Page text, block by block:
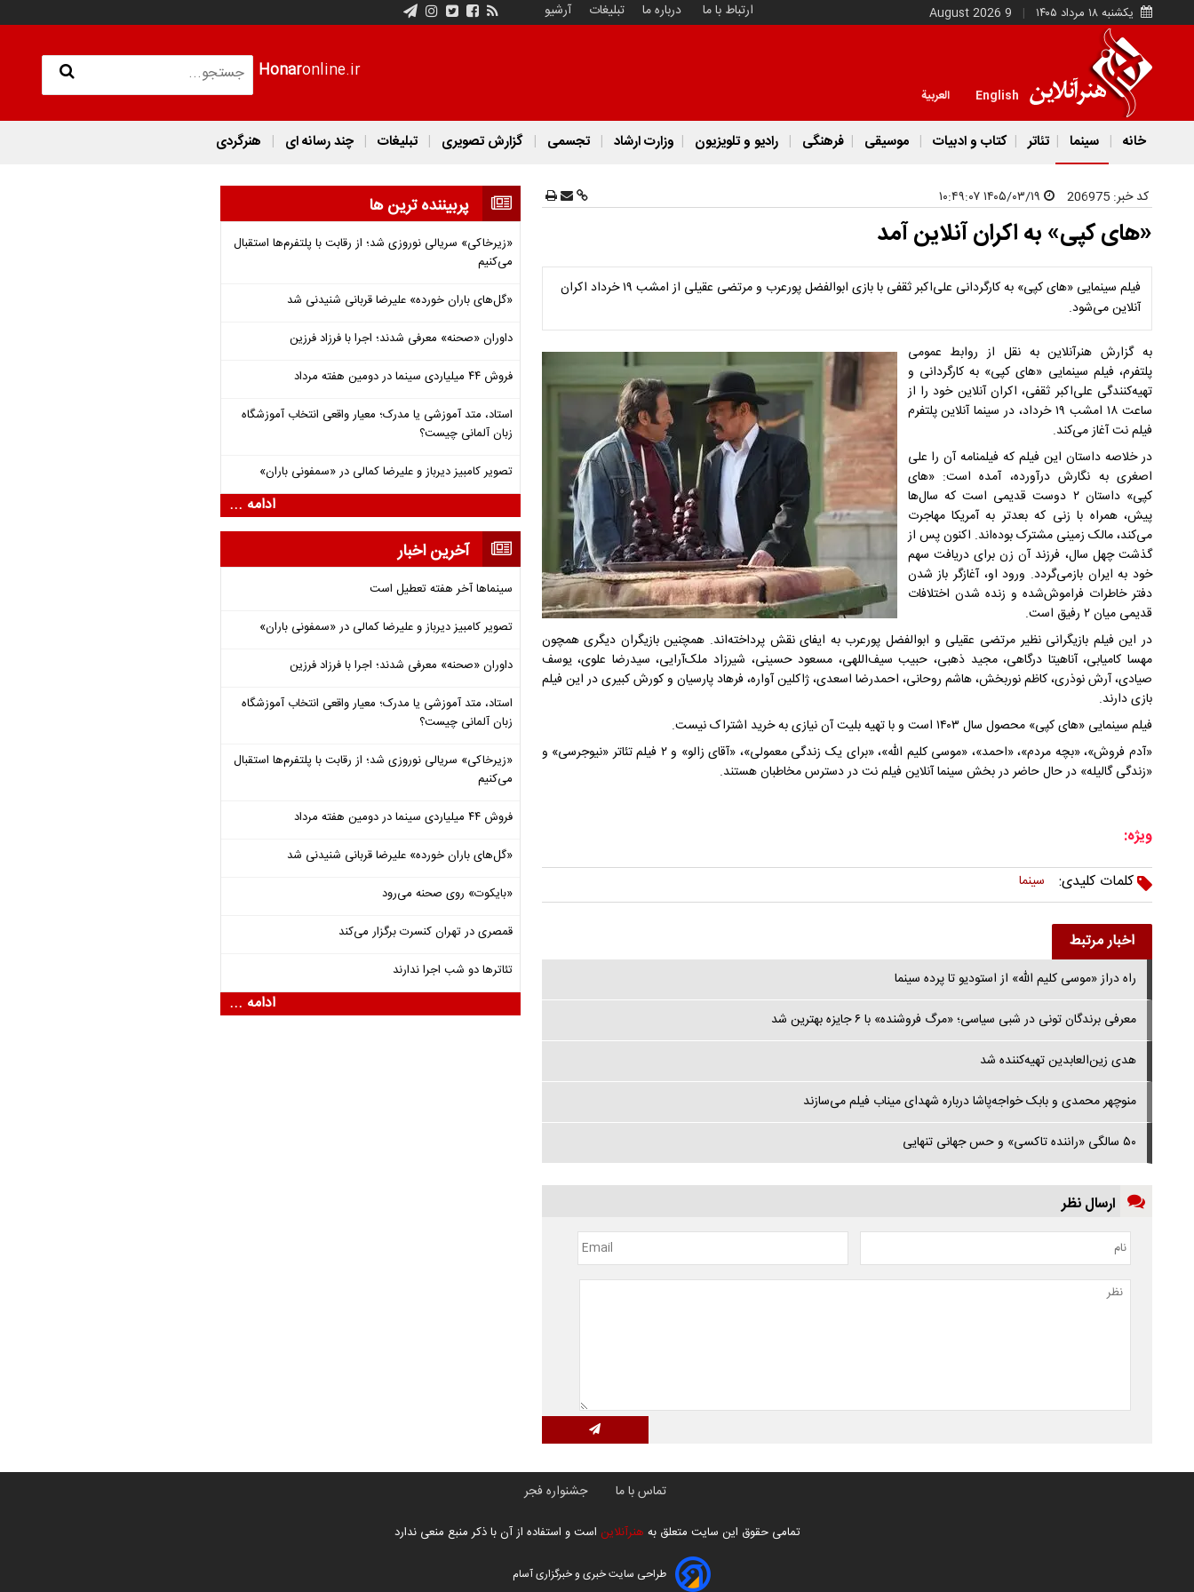
یکشنبه ۱۸ مرداد ۱۴۰۵ 9 August 2026 ارتباط با ما درباره ما تبلیغات آرشیو
Honaronline.ir
English العربية
خانه سینما تئاتر کتاب و ادبیات موسیقی فرهنگی رادیو و تلویزیون وزارت ارشاد تجسمی گزارش تصویری تبلیغات چند رسانه ای هنرگردی
کد خبر: 206975
«های کپی» به اکران آنلاین آمد
فیلم سینمایی «های کپی» به کارگردانی علی‌اکبر ثقفی با بازی ابوالفضل پورعرب و مرتضی عقیلی از امشب ۱۹ خرداد اکران
آنلاین می‌شود.
به گزارش هنرآنلاین به نقل از روابط عمومی
پلتفرم، فیلم سینمایی «های کپی» به کارگردانی و
تهیه‌کنندگی علی‌اکبر ثقفی، اکران آنلاین خود را از
ساعت ۱۸ امشب ۱۹ خرداد، در سینما آنلاین پلتفرم
فیلم ‌نت آغاز می‌کند.
در خلاصه داستان این فیلم که فیلمنامه آن را علی
اصغری به نگارش درآورده، آمده است: «های
کپی» داستان ۲ دوست قدیمی است که سال‌ها
پیش، همراه با زنی که بعدتر به آمریکا مهاجرت
می‌کند، مالک زمینی مشترک بوده‌اند. اکنون پس از
گذشت چهل سال، فرزند آن زن برای دریافت سهم
خود به ایران بازمی‌گردد. ورود او، آغازگر باز شدن
دفتر خاطرات فراموش‌شده و زنده شدن اختلافات
قدیمی میان ۲ رفیق است.
در این فیلم بازیگرانی نظیر مرتضی عقیلی و ابوالفضل پورعرب به ایفای نقش پرداخته‌اند. همچنین بازیگران دیگری همچون
مهسا کامیابی، آناهیتا درگاهی، مجید ذهبی، حبیب سیف‌اللهی، مسعود حسینی، شیرزاد ملک‌آرایی، سیدرضا علوی، یوسف
صیادی، آرش نوذری، کاظم نوربخش، هاشم روحانی، احمدرضا اسعدی، ژاکلین آواره، فرهاد پارسیان و کورش کبیری در این فیلم
بازی دارند.
فیلم سینمایی «های کپی» محصول سال ۱۴۰۳ است و با تهیه بلیت آن نیازی به خرید اشتراک نیست.
«آدم فروش»، «بچه مردم»، «احمد»، «موسی کلیم الله»، «برای یک زندگی معمولی»، «آقای زالو» و ۲ فیلم تئاتر «نیوجرسی» و
«زندگی گالیله» در حال حاضر در بخش سینما آنلاین فیلم نت در دسترس مخاطبان هستند.
ویژه:
کلمات کلیدی:
سینما
اخبار مرتبط
راه دراز «موسی کلیم الله» از استودیو تا پرده سینما
معرفی برندگان تونی در شبی سیاسی؛ «مرگ فروشنده» با ۶ جایزه بهترین شد
هدی زین‌العابدین تهیه‌کننده شد
منوچهر محمدی و بابک خواجه‌پاشا درباره شهدای میناب فیلم می‌سازند
۵۰ سالگی «راننده تاکسی» و حس جهانی تنهایی
ارسال نظر
پربیننده ترین ها
«زیرخاکی» سریالی نوروزی شد؛ از رقابت با پلتفرم‌ها استقبال
می‌کنیم
«گل‌های باران خورده» علیرضا قربانی شنیدنی شد
داوران «صحنه» معرفی شدند؛ اجرا با فرزاد فرزین
فروش ۴۴ میلیاردی سینما در دومین هفته‌ مرداد
استاد، متد آموزشی یا مدرک؛ معیار واقعی انتخاب آموزشگاه
زبان آلمانی چیست؟
تصویر کامبیز دیرباز و علیرضا کمالی در «سمفونی باران»
ادامه ...
آخرین اخبار
سینماها آخر هفته تعطیل است
تصویر کامبیز دیرباز و علیرضا کمالی در «سمفونی باران»
داوران «صحنه» معرفی شدند؛ اجرا با فرزاد فرزین
استاد، متد آموزشی یا مدرک؛ معیار واقعی انتخاب آموزشگاه
زبان آلمانی چیست؟
«زیرخاکی» سریالی نوروزی شد؛ از رقابت با پلتفرم‌ها استقبال
می‌کنیم
فروش ۴۴ میلیاردی سینما در دومین هفته‌ مرداد
«گل‌های باران خورده» علیرضا قربانی شنیدنی شد
«بایکوت» روی صحنه می‌رود
قمصری در تهران کنسرت برگزار می‌کند
تئاترها دو شب اجرا ندارند
ادامه ...
تماس با ما جشنواره فجر
تمامی حقوق این سایت متعلق به هنرآنلاین است و استفاده از آن با ذکر منبع منعی ندارد
طراحی سایت خبری و خبرگزاری آسام